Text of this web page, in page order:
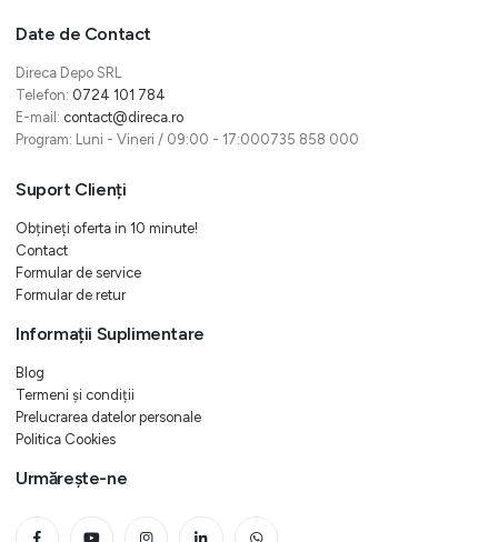
Date de Contact
Direca Depo SRL
Telefon: 0724 101 784
E-mail: contact@direca.ro
Program: Luni - Vineri / 09:00 - 17:000735 858 000
Suport Clienți
Obțineți oferta in 10 minute!
Contact
Formular de service
Formular de retur
Informații Suplimentare
Blog
Termeni și condiții
Prelucrarea datelor personale
Politica Cookies
Urmărește-ne